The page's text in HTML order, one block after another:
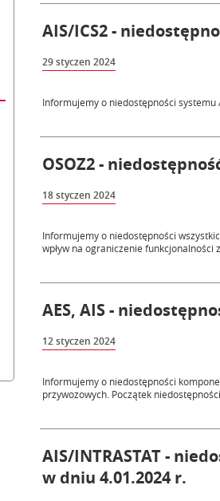
AIS/ICS2 -
29 styczen 2024
Informujemy o niedostępności systemu
OSOZ2 -
18 styczen 2024
Informujemy o niedostępności
wpływ na ograniczenie funkcjonalności
AES, AIS -
12 styczen 2024
Informujemy o niedostępności
przywozowych. Początek
AIS/INTRASTAT -
w dniu 4.01.2024 r.